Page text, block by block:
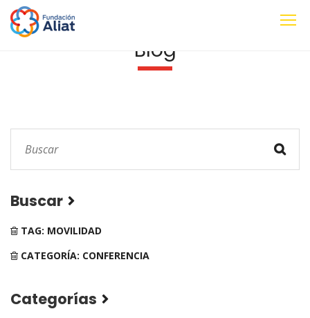
Blog
Buscar
TAG: MOVILIDAD
CATEGORÍA: CONFERENCIA
Categorías